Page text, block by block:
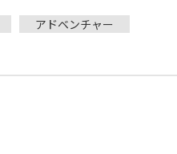
アドベンチャー